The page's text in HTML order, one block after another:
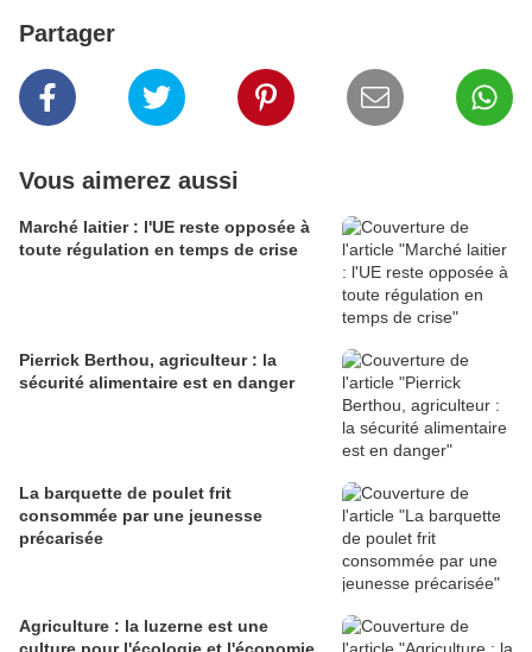
Partager
Vous aimerez aussi
Marché laitier : l'UE reste opposée à
toute régulation en temps de crise
Pierrick Berthou, agriculteur : la
sécurité alimentaire est en danger
La barquette de poulet frit
consommée par une jeunesse
précarisée
Agriculture : la luzerne est une